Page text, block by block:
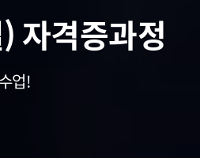
자격증과정
업!